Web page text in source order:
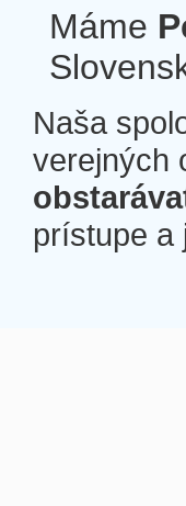
Máme
Naša
verejných
prístupe a